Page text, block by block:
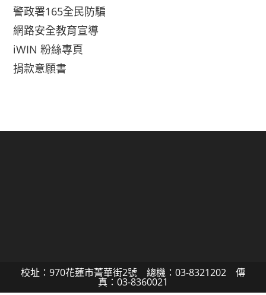
警政署165全民防騙
網路安全教育宣導
iWIN 粉絲專頁
捐款意願書
校址：970花蓮市菁華街2號 總機：03-8321202 傳
真：03-8360021